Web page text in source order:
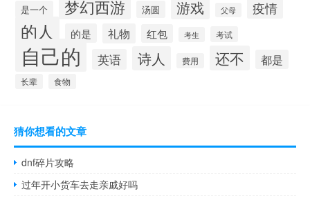
是一个 梦幻西游 汤圆 游戏 父母 疫情
的人 的是 礼物 红包 考生 考试
自己的 英语 诗人 费用 还不 都是
长辈 食物
猜你想看的文章
dnf碎片攻略
过年开小货车去走亲戚好吗